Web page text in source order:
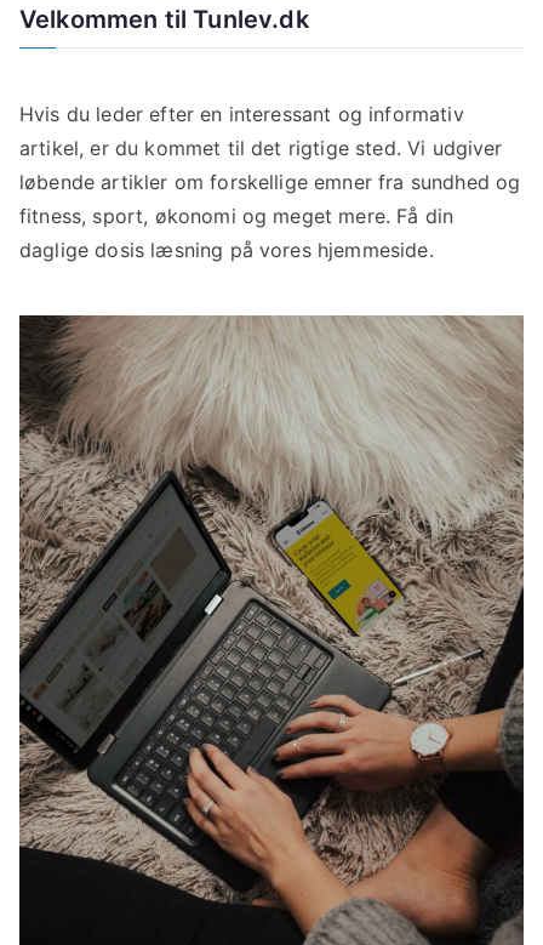
Velkommen til Tunlev.dk
Hvis du leder efter en interessant og informativ
artikel, er du kommet til det rigtige sted. Vi udgiver
løbende artikler om forskellige emner fra sundhed og
fitness, sport, økonomi og meget mere. Få din
daglige dosis læsning på vores hjemmeside.